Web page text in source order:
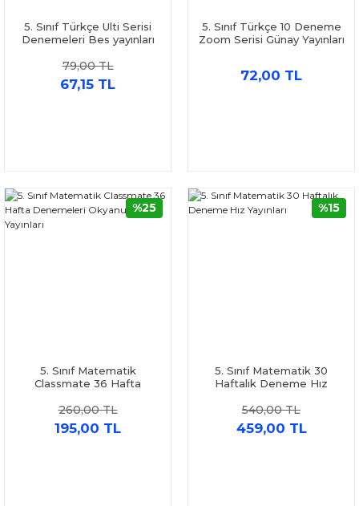
5. Sınıf Türkçe Ulti Serisi
Denemeleri Bes yayınları
79,00 TL
67,15 TL
5. Sınıf Türkçe 10 Deneme
Zoom Serisi Günay Yayınları
72,00 TL
5. Sınıf Matematik
Classmate 36 Hafta
Yayınları
260,00 TL
195,00 TL
%25
5. Sınıf Matematik 30
Haftalık Deneme Hız
540,00 TL
459,00 TL
%15